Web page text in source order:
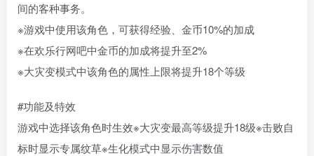
间的客种事务。
※游戏中使用该角色，可获得经验、金币10%的加成
※在欢乐行网吧中金币的加成将提升至2%
※大灾变模式中该角色的属性上限将提升18个等级
#功能及特效
游戏中选择该角色时生效※大灾变最高等级提升18级※击败自
标时显示专属纹草※生化模式中显示伤害数值